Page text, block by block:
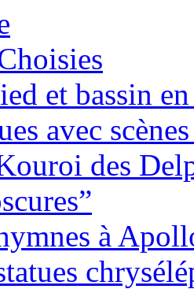
et bassin
avec
des
à